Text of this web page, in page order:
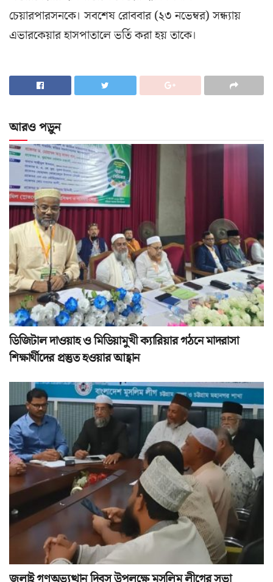
চেয়ারপারসনকে। সবশেষ রোববার (২৩ নভেম্বর) সন্ধ্যায়
এভারকেয়ার হাসপাতালে ভর্তি করা হয় তাকে।
আরও পড়ুন
ডিজিটাল দাওয়াহ ও মিডিয়ামুখী ক্যারিয়ার গঠনে মাদরাসা
শিক্ষার্থীদের প্রস্তুত হওয়ার আহ্বান